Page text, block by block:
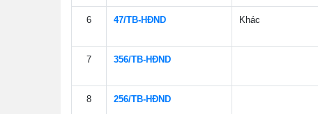
6 47/TB-HÐND Khác
7 356/TB-HÐND
8 256/TB-HÐND